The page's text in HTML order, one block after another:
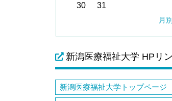
30
31
月
新潟医療福祉大学 HPリ
新潟医療福祉大学トップページ